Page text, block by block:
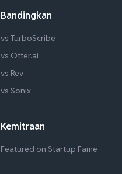
Bandingkan
vs TurboScribe
vs Otter.ai
vs Rev
vs Sonix
Kemitraan
Featured on Startup Fame